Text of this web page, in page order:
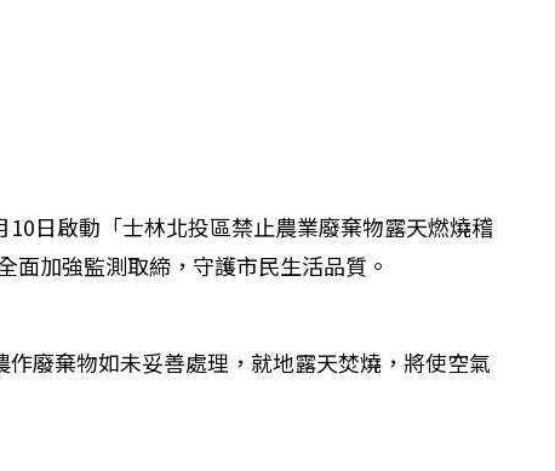
日啟動「士林北投區禁止農業廢棄物露天燃燒稽
加強監測取締，守護市民生活品質。
廢棄物如未妥善處理，就地露天焚燒，將使空氣